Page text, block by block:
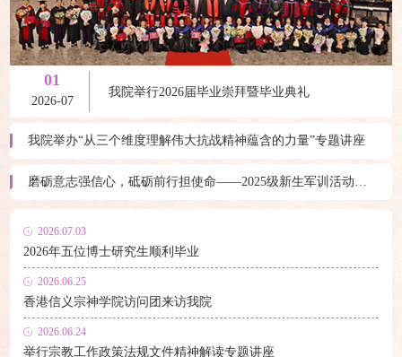
01
2026-07
我院举行2026届毕业崇拜暨毕业典礼
我院举办“从三个维度理解伟大抗战精神蕴含的力量”专题讲座
磨砺意志强信心，砥砺前行担使命——2025级新生军训活动圆满完成
2026.07.03
2026年五位博士研究生顺利毕业
2026.06.25
香港信义宗神学院访问团来访我院
2026.06.24
举行宗教工作政策法规文件精神解读专题讲座